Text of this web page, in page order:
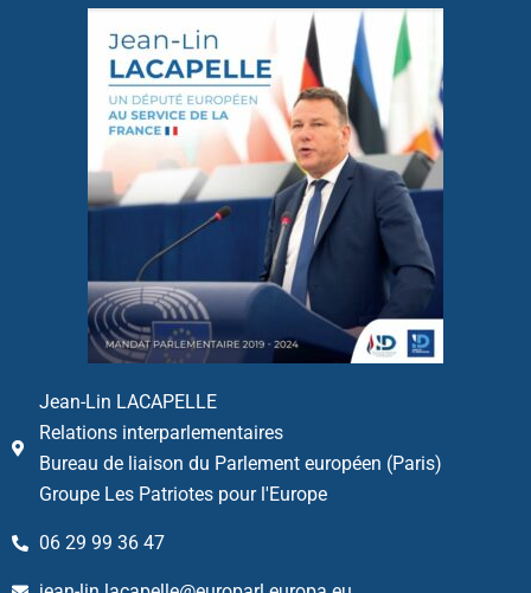
Jean-Lin LACAPELLE
Relations interparlementaires
Bureau de liaison du Parlement européen (Paris)
Groupe Les Patriotes pour l'Europe
06 29 99 36 47